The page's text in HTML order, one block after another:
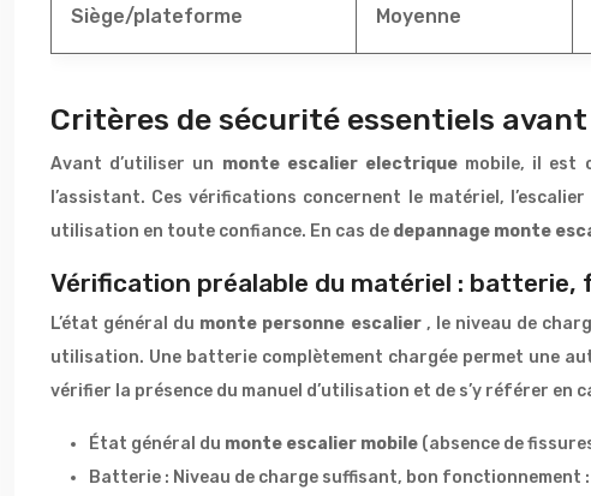
Siège/plateforme Moyenne
Critères de sécurité essentiels
Avant d’utiliser un monte escalier electrique mobile, il est
l’assistant. Ces vérifications concernent le matériel,
utilisation en toute confiance. En cas de depannage monte
Vérification préalable du matériel :
L’état général du monte personne escalier , le niveau de
utilisation. Une batterie complètement chargée permet une
vérifier la présence du manuel d’utilisation et de s’y référer en
État général du monte escalier mobile (absence de
Batterie : Niveau de charge suffisant, bon